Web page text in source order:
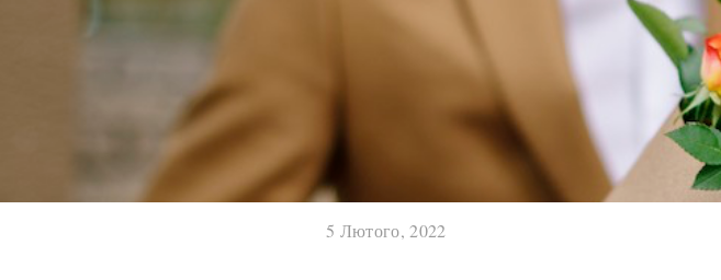
5 Лютого, 2022